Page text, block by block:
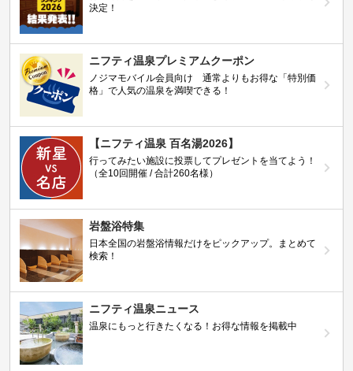
決定！
ニフティ温泉プレミアムクーポン
ノジマモバイル会員向け 通常よりもお得な「特別価
格」で人気の温泉を満喫できる！
【ニフティ温泉 百名湯2026】
行ってみたい施設に投票してプレゼントを当てよう！
（全10回開催 / 合計260名様）
岩盤浴特集
日本全国の岩盤浴情報だけをピックアップ。まとめて
検索！
ニフティ温泉ニュース
温泉にもっと行きたくなる！お得な情報を掲載中